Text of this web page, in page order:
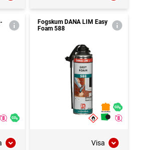
Fogskum DANA LIM Easy
Foam 588
Visa